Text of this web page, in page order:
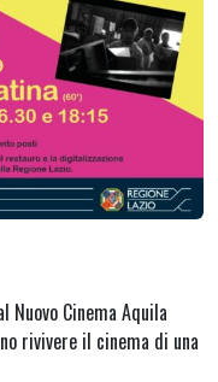
Nuovo Cinema Aquila
rivivere il cinema di una